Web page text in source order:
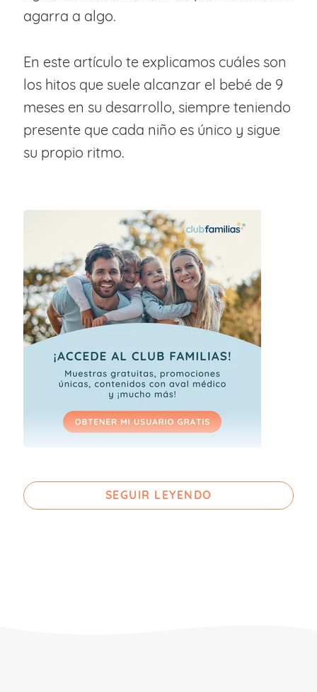
agarra a algo.
En este artículo te explicamos cuáles son
los hitos que suele alcanzar el bebé de 9
meses en su desarrollo, siempre teniendo
presente que cada niño es único y sigue
su propio ritmo.
Movilidad: aprendiendo a
SEGUIR LEYENDO